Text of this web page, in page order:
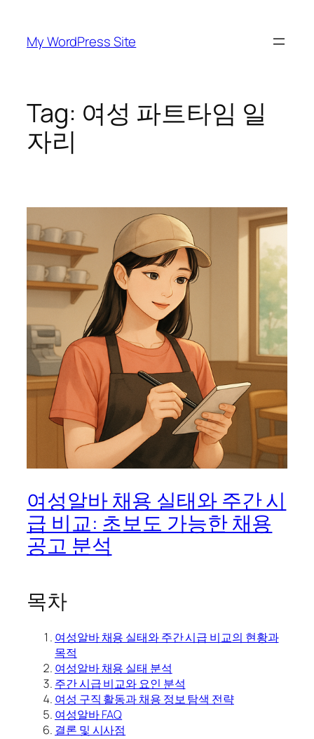
content
My WordPress Site
Tag: 여성 파트타임 일
자리
여성알바 채용 실태와 주간 시
급 비교: 초보도 가능한 채용
공고 분석
목차
여성알바 채용 실태와 주간 시급 비교의 현황과
목적
여성알바 채용 실태 분석
주간 시급 비교와 요인 분석
여성 구직 활동과 채용 정보 탐색 전략
여성알바 FAQ
결론 및 시사점